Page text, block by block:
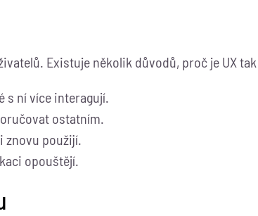
Existuje několik důvodů, proč je UX
s ní více interagují.
ostatním.
znovu použijí.
opouštějí.